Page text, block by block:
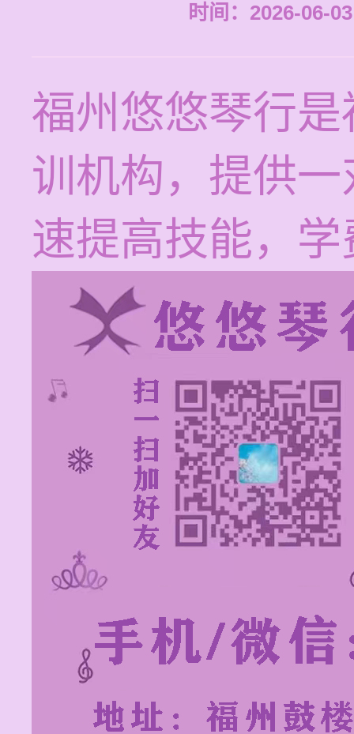
时间：2026-06-
福州悠悠琴行
训机构，提供
速提高技能，